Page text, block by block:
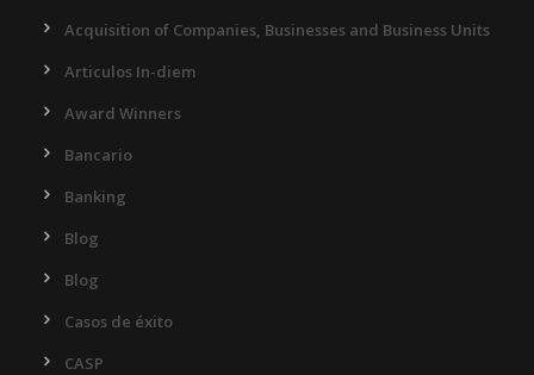
Acquisition of Companies, Businesses and Business Units
Articulos In-diem
Award Winners
Bancario
Banking
Blog
Blog
Casos de éxito
CASP